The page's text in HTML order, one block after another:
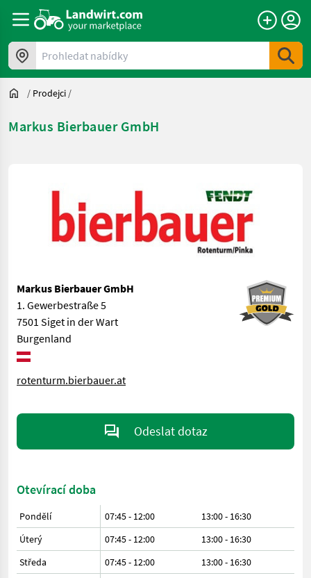
Prohledat nabídky
/ Prodejci /
Markus Bierbauer GmbH
Markus Bierbauer GmbH
1. Gewerbestraße 5
7501 Siget in der Wart
Burgenland
rotenturm.bierbauer.at
Odeslat dotaz
Otevírací doba
Pondělí 07:45 - 12:00
13:00 - 16:30
Úterý
07:45 - 12:00
13:00 - 16:30
Středa
07:45 - 12:00
13:00 - 16:30